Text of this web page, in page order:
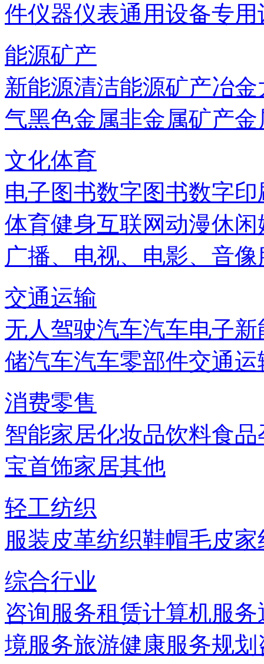
件仪器仪表通用设备专用
能源矿产
新能源清洁能源矿产冶金
气黑色金属非金属矿产金
文化体育
电子图书数字图书数字印
体育健身互联网动漫休闲
广播、电视、电影、音像
交通运输
无人驾驶汽车汽车电子新
储汽车汽车零部件交通
消费零售
智能家居化妆品饮料食品
宝首饰家居其他
轻工纺织
服装皮革纺织鞋帽毛皮家
综合行业
咨询服务租赁计算机服务
境服务旅游健康服务规划